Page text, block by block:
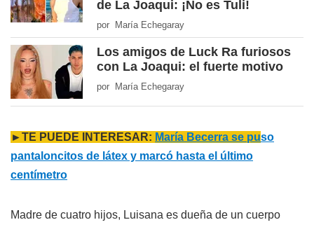
de La Joaqui: ¡No es Tuli!
por María Echegaray
Los amigos de Luck Ra furiosos
con La Joaqui: el fuerte motivo
por María Echegaray
►TE PUEDE INTERESAR: María Becerra se puso
pantaloncitos de látex y marcó hasta el último
centímetro
Madre de cuatro hijos, Luisana es dueña de un cuerpo